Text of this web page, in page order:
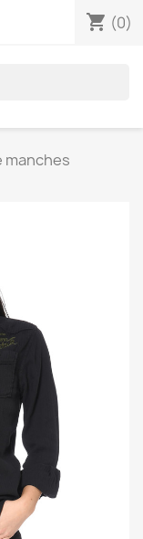
shopping_cart (0)
manches